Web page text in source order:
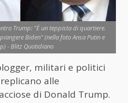
Trump: "È un teppista di quartiere.
Biden" (nella foto Ansa Putin e
- Blitz Quotidiano
militari e politici
alle
di Donald Trump.